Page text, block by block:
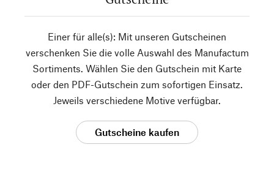
Einer für alle(s): Mit unseren Gutscheinen
verschenken Sie die volle Auswahl des Manufactum
Sortiments. Wählen Sie den Gutschein mit Karte
oder den PDF-Gutschein zum sofortigen Einsatz.
Jeweils verschiedene Motive verfügbar.
Gutscheine kaufen